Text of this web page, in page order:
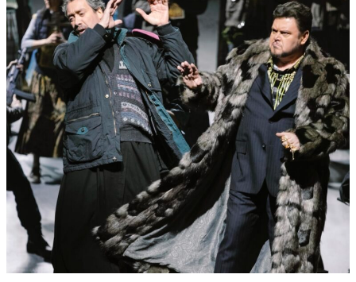
E
T
A
D
T
Z
U
M
D
E
C
K
E